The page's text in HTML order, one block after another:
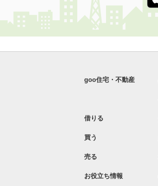
goo住宅・不動産
借りる
買う
売る
お役立ち情報